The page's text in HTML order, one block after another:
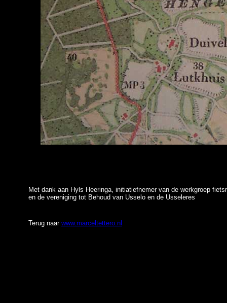
Met dank aan Hyls Heeringa, initiatiefnemer van de werkgroep
en de vereniging tot Behoud van Usselo en de Usseleres
Terug naar www.marceltettero.nl